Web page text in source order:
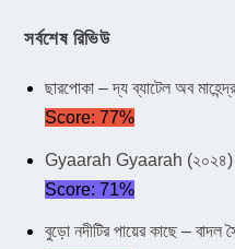
সর্বশেষ রিভিউ
ছারপোকা – দ্য ব্যাটেল অব
Score: 77%
Gyaarah Gyaarah (২০২৪) –
Score: 71%
বুড়ো নদীটির পায়ের কাছে – বাদল